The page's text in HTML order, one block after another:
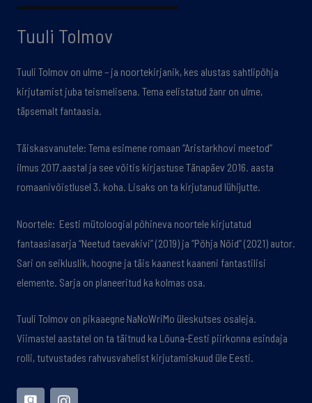
Tuuli Tolmov
Tuuli Tolmov on ulme – ja noortekirjanik, kes alustas sahtlipõhja
kirjutamist juba teismelisena. Tema eelistatud žanr on ulme,
täpsemalt fantaasia.
Täiskasvanutele: Tema esimene romaan “Aristarkhovi meetod”
ilmus 2017.aastal ja see võitis kirjastuse Tänapäev 2016. aasta
romaanivõistlusel 3. koha. Lisaks on ta kirjutanud lühijutte.
Noortele: Eesti mütoloogial põhineva noortele kirjutatud
fantaasiasarja “Neetud taevakivi” (2019) ja “Põhja Nõid” (2021) autor.
Sari on seikluslik, hoogne ja täis kaanest kaaneni fantastilisi
elemente. Sarja on planeeritud ka kolmas osa.
Tuuli Tolmov on pikaaegne NaNoWriMo üleskutses osaleja.
Viimastel aastatel on ta täitnud ka Lõuna-Eesti piirkonna esindaja
rolli, tutvustades rahvusvahelist kirjutamiskuud üle Eesti.
G
I